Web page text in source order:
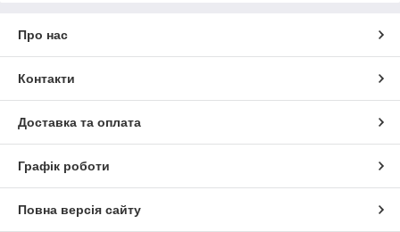
Про нас
Контакти
Доставка та оплата
Графік роботи
Повна версія сайту